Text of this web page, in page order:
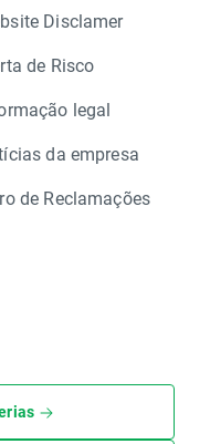
Disclamer
de Risco
legal
da empresa
de Reclamações